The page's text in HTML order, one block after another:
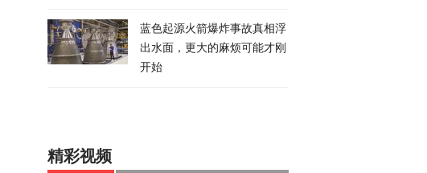
蓝色起源火箭爆炸事故真相浮
出水面，更大的麻烦可能才刚
开始
精彩视频